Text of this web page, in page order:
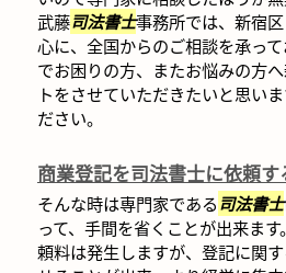
武藤司法書士事務所では、新宿
心に、全国からのご相談を承っ
でお困りの方、またお悩みの方
トをさせていただきたいと思い
ださい。
商業登記を司法書士に依頼す
そんな時は専門家である司法書士
って、手間を省くことが出来ま
頼料は発生しますが、登記に関